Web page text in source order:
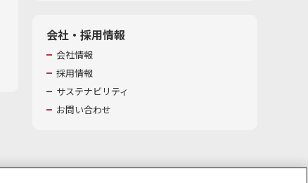
会社・採用情報
会社情報
採用情報
サステナビリティ
お問い合わせ